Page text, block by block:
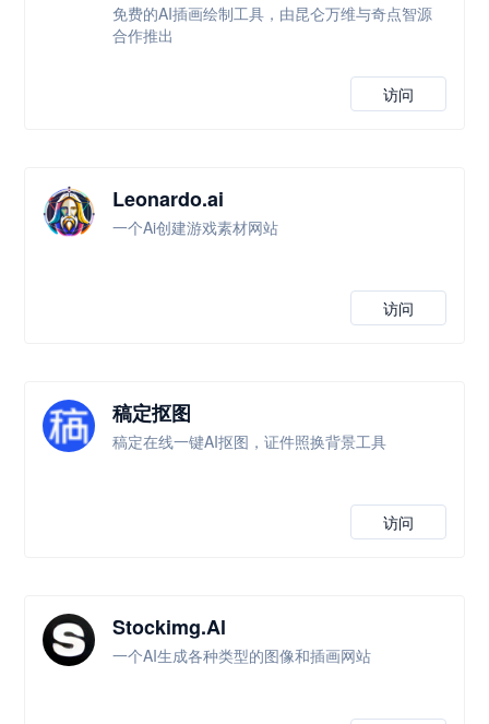
免费的AI插画绘制工具，由昆仑万维与奇点智源
合作推出
访问
Leonardo.ai
一个Ai创建游戏素材网站
访问
稿定抠图
稿定在线一键AI抠图，证件照换背景工具
访问
Stockimg.Al
一个AI生成各种类型的图像和插画网站